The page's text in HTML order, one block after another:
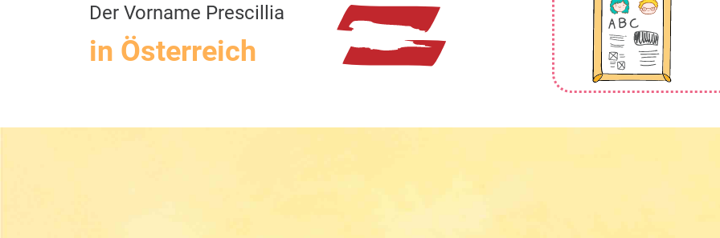
Der Vorname Prescillia
in Österreich